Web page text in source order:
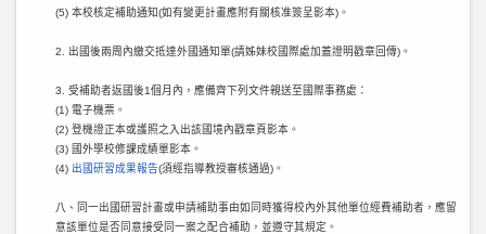
(5) 本校核定補助通知(如有變更計畫應附有關核准簽呈影本)。
2. 出國後兩周內繳交抵達外國通知單(請姊妹校國際處加蓋證明戳章回傳)。
3. 受補助者返國後1個月內，應備齊下列文件親送至國際事務處：
(1) 電子機票。
(2) 登機證正本或護照之入出該國境內戳章頁影本。
(3) 國外學校修課成績單影本。
(4) 出國研習成果報告(須經指導教授審核通過)。
八、同一出國研習計畫或申請補助事由如同時獲得校內外其他單位經費補助者，應留
意該單位是否同意接受同一案之配合補助，並遵守其規定。